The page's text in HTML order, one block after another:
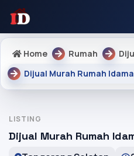
Home Rumah
Dijual Murah Rumah
LISTING
Dijual Murah Rumah